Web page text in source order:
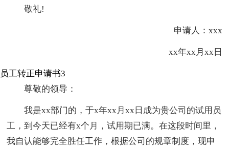
敬礼!
申请人：xxx
xx年xx月xx日
员工转正申请书3
尊敬的领导：
我是xx部门的，于x年xx月xx日成为贵公司的试用员
工，到今天已经有x个月，试用期已满。在这段时间里，
我自认能够完全胜任工作，根据公司的规章制度，现申